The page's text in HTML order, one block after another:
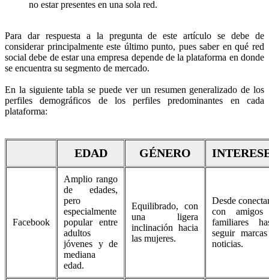
no estar presentes en una sola red.
Para dar respuesta a la pregunta de este artículo se debe de
considerar principalmente este último punto, pues saber en qué red
social debe de estar una empresa depende de la plataforma en donde
se encuentra su segmento de mercado.
En la siguiente tabla se puede ver un resumen generalizado de los
perfiles demográficos de los perfiles predominantes en cada
plataforma:
EDAD GÉNERO
Facebook
Amplio rango
de edades,
pero
especialmente
popular entre
adultos
jóvenes y de
mediana
edad.
Equilibrado, con
una ligera
inclinación hacia
las mujeres.
Desde
con
familiares
seguir
noticias.